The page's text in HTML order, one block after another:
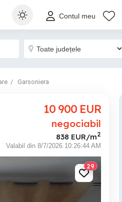
Contul meu
Garsoniera
10 900 EUR
negociabil
838 EUR/m2
Valabil din 8/7/2026 10:26:44 AM
29